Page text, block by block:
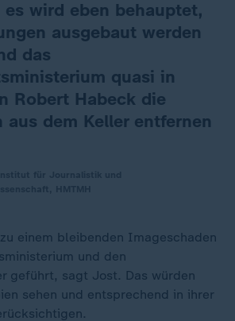
es wird eben behauptet,
ausgebaut werden
das
quasi in
Robert Habeck die
aus dem Keller entfernen
einem bleibenden Imageschaden
und den
geführt, sagt Jost. Das würden
sehen und entsprechend in ihrer